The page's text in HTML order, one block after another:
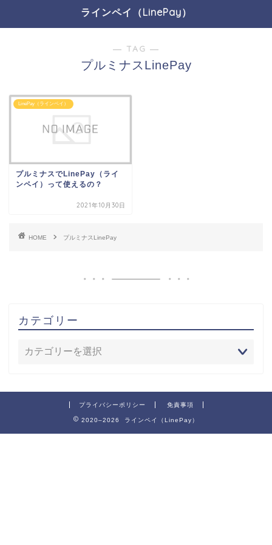
ラインペイ（LinePay）
― TAG ―
プルミナスLinePay
LinePay（ラインペイ）
プルミナスでLinePay（ライ
ンペイ）って使えるの？
2021年10月30日
HOME プルミナスLinePay
カテゴリー
プライバシーポリシー 免責事項
2020–2026 ラインペイ（LinePay）